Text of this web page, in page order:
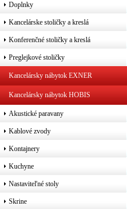
Doplnky
Kancelárske stoličky a kreslá
Konferenčné stoličky a kreslá
Preglejkové stoličky
Kancelársky nábytok EXNER
Kancelársky nábytok HOBIS
Akustické paravany
Kablové zvody
Kontajnery
Kuchyne
Nastaviteľné stoly
Skrine